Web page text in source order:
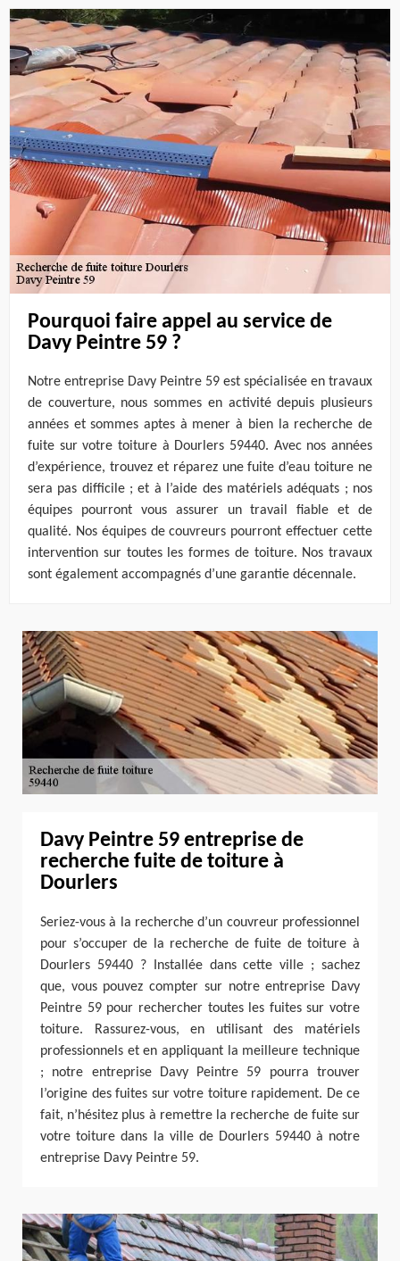
Pourquoi faire appel au service de
Davy Peintre 59 ?
Notre entreprise Davy Peintre 59 est spécialisée en travaux
de couverture, nous sommes en activité depuis plusieurs
années et sommes aptes à mener à bien la recherche de
fuite sur votre toiture à Dourlers 59440. Avec nos années
d’expérience, trouvez et réparez une fuite d’eau toiture ne
sera pas difficile ; et à l’aide des matériels adéquats ; nos
équipes pourront vous assurer un travail fiable et de
qualité. Nos équipes de couvreurs pourront effectuer cette
intervention sur toutes les formes de toiture. Nos travaux
sont également accompagnés d’une garantie décennale.
Davy Peintre 59 entreprise de
recherche fuite de toiture à
Dourlers
Seriez-vous à la recherche d’un couvreur professionnel
pour s’occuper de la recherche de fuite de toiture à
Dourlers 59440 ? Installée dans cette ville ; sachez
que, vous pouvez compter sur notre entreprise Davy
Peintre 59 pour rechercher toutes les fuites sur votre
toiture. Rassurez-vous, en utilisant des matériels
professionnels et en appliquant la meilleure technique
; notre entreprise Davy Peintre 59 pourra trouver
l’origine des fuites sur votre toiture rapidement. De ce
fait, n’hésitez plus à remettre la recherche de fuite sur
votre toiture dans la ville de Dourlers 59440 à notre
entreprise Davy Peintre 59.